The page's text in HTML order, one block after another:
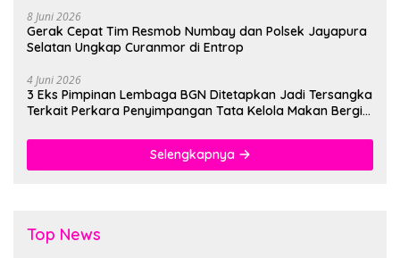
8 Juni 2026
Gerak Cepat Tim Resmob Numbay dan Polsek Jayapura
Selatan Ungkap Curanmor di Entrop
4 Juni 2026
3 Eks Pimpinan Lembaga BGN Ditetapkan Jadi Tersangka
Terkait Perkara Penyimpangan Tata Kelola Makan Bergizi
Selengkapnya
Top News